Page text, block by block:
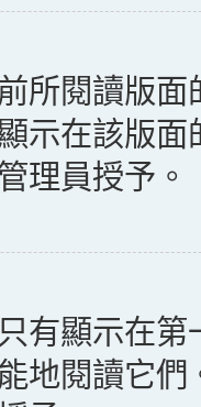
所閱讀版
示在該版
理員授予。
有顯示在
地閱讀它